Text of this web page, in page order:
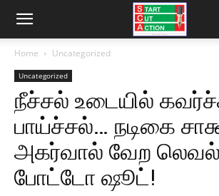
Home Uncategorized
Uncategorized
நீச்சல் உடையில்
பாய்ச்சல்… நடிகை
அகர்வால் வேற லெவல்
போட்டோ ஷூட்!